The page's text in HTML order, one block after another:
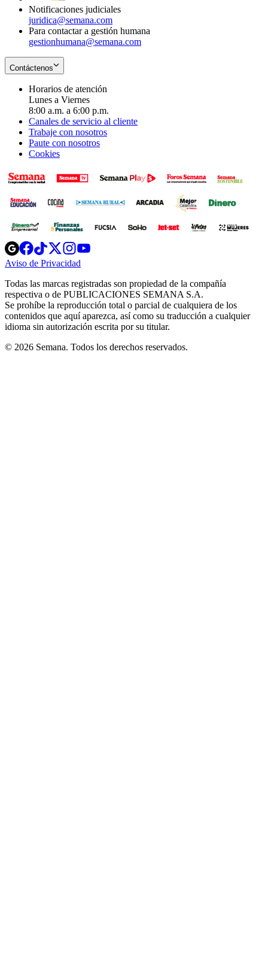
Notificaciones judiciales
juridica@semana.com
Para contactar a gestión humana
gestionhumana@semana.com
Contáctenos
Horarios de atención
Lunes a Viernes
8:00 a.m. a 6:00 p.m.
Canales de servicio al cliente
Trabaje con nosotros
Paute con nosotros
Cookies
Opens
in
new
Opens
in
new
Opens
in
new
window
Opens
new
windowwindow
Aviso de Privacidad
new
window
Todas las marcas registradas son propiedad de la compañía
respectiva o de PUBLICACIONES SEMANA S.A.
Se prohíbe la reproducción total o parcial de cualquiera de los
contenidos que aquí aparezca, así como su traducción a cualquier
idioma sin autorización escrita por su titular.
© 2026 Semana. Todos los derechos reservados.